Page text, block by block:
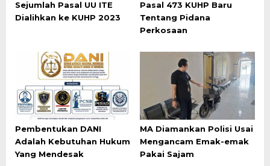
Sejumlah Pasal UU ITE
Dialihkan ke KUHP 2023
Pasal 473 KUHP Baru
Tentang Pidana
Perkosaan
Pembentukan DANI
Adalah Kebutuhan Hukum
Yang Mendesak
MA Diamankan Polisi Usai
Mengancam Emak-emak
Pakai Sajam